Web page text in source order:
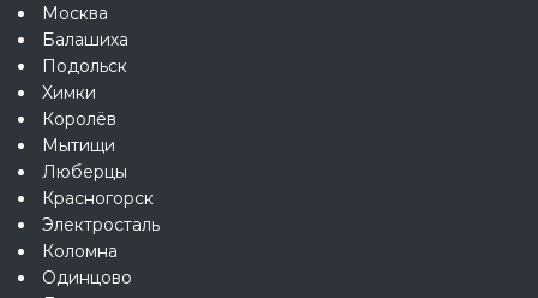
Москва
Балашиха
Подольск
Химки
Королёв
Мытищи
Люберцы
Красногорск
Электросталь
Коломна
Одинцово